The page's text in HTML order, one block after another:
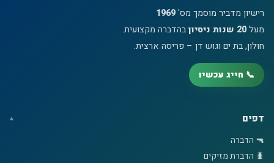
רישיון מדביר מוסמך מס'1969
מעל20 שנות ניסיון
בהדברה מקצועית.
חולון, בת ים וגוש דן – פריסה ארצית.
📞 חייג עכשיו
דפים
🔫 הדברה
🐛 הדברת מזיקים